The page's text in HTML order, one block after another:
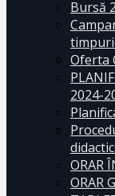
Bursă
Oferta
2024-
ORAR
ORAR